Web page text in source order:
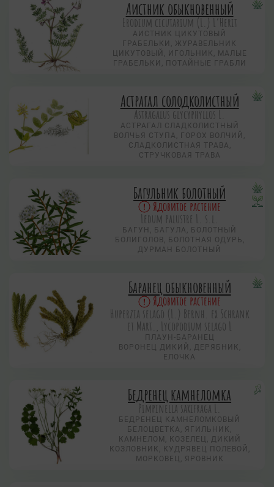
Аистник обыкновенный
Erodium cicutarium (L.) L’Herit
АИСТНИК ЦИКУТОВЫЙ
ГРАБЕЛЬКИ, ЖУРАВЕЛЬНИК
ЦИКУТОВЫЙ, ИГОЛЬНИК, МАЛЫЕ
ГРАБЕЛЬКИ, ПОТАЙНЫЕ ГРАБЛИ
Астрагал солодколистный
Astragalus glycyphyllos L.
АСТРАГАЛ СЛАДКОЛИСТНЫЙ
ВОЛЧЬЯ СТУПА, ГОРОХ ВОЛЧИЙ,
СЛАДКОЛИСТНАЯ ТРАВА,
СТРУЧКОВАЯ ТРАВА
Багульник болотный
Ядовитое растение
Ledum palustre L. s.l.
БАГУН, БАГУЛА, БОЛОТНЫЙ
БОЛИГОЛОВ, БОЛОТНАЯ ОДУРЬ,
ДУРМАН БОЛОТНЫЙ
Баранец обыкновенный
Ядовитое растение
Huperzia selago (L.) Bernh. ex Schrank
et Mart., Lycopodium selago L
ПЛАУН-БАРАНЕЦ
ВОРОНЕЦ ДИКИЙ, ДЕРЯБНИК,
ЕЛОЧКА
Бедренец камнеломка
Pimpinella saxifraga L.
БЕДРЕНЕЦ КАМНЕЛОМКОВЫЙ
БЕЛОЦВЕТКА, ЯГИЛЬНИК,
КАМНЕЛОМ, КОЗЕЛЕЦ, ДИКИЙ
КОЗЛОВНИК, КУДРЯВЕЦ ПОЛЕВОЙ,
МОРКОВЕЦ, ЯРОВНИК